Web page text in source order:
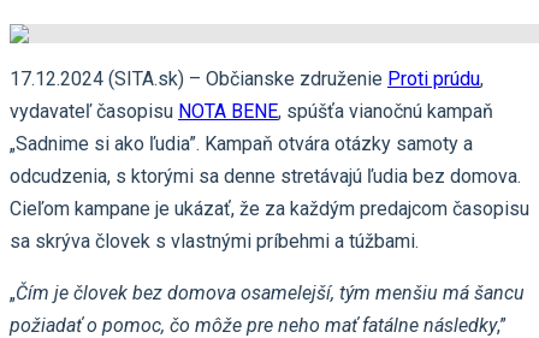
17.12.2024 (SITA.sk) – Občianske združenie Proti prúdu,
vydavateľ časopisu NOTA BENE, spúšťa vianočnú kampaň
„Sadnime si ako ľudia”. Kampaň otvára otázky samoty a
odcudzenia, s ktorými sa denne stretávajú ľudia bez domova.
Cieľom kampane je ukázať, že za každým predajcom časopisu
sa skrýva človek s vlastnými príbehmi a túžbami.
„Čím je človek bez domova osamelejší, tým menšiu má šancu
požiadať o pomoc, čo môže pre neho mať fatálne následky,”